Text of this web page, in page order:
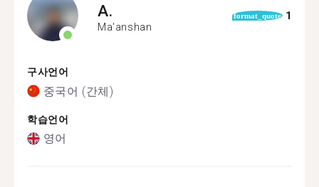
A.
Ma'anshan
format_quote 1
구사언어
중국어 (간체)
학습언어
영어